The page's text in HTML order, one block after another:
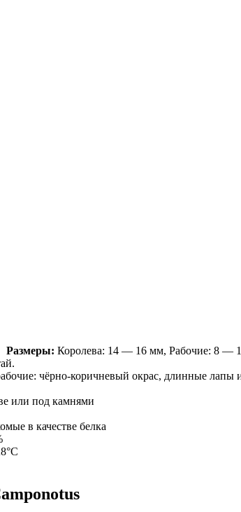
Размеры: Королева: 14 — 16 мм, Рабочие: 8 —
чёрно-коричневый окрас, длинные
или под камнями
в качестве белка